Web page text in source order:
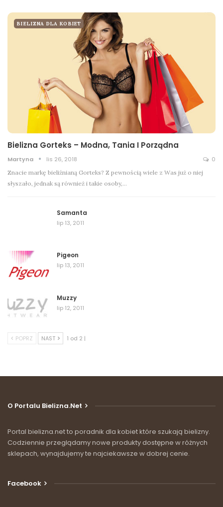
BIELIZNA DLA KOBIET
Bielizna Gorteks – Modna, Tania I Porządna
Martyna lis 26, 2018 0
Znacie markę bieliźnianą Gorteks? Z pewnością wiele z Was już o niej
słyszało, jednak są również i takie osoby,…
Samanta
lip 13, 2011
Pigeon
lip 13, 2011
Muzzy
lip 12, 2011
POPRZ NAST 1 od 2 |
O Portalu Bielizna.net
Portal bielizna.net to poradnik dla kobiet które szukają bielizny.
Codziennie przeglądamy nowe produkty dostępne w różnych
sklepach, wynajdujemy te najciekawsze w dobrej cenie.
Facebook